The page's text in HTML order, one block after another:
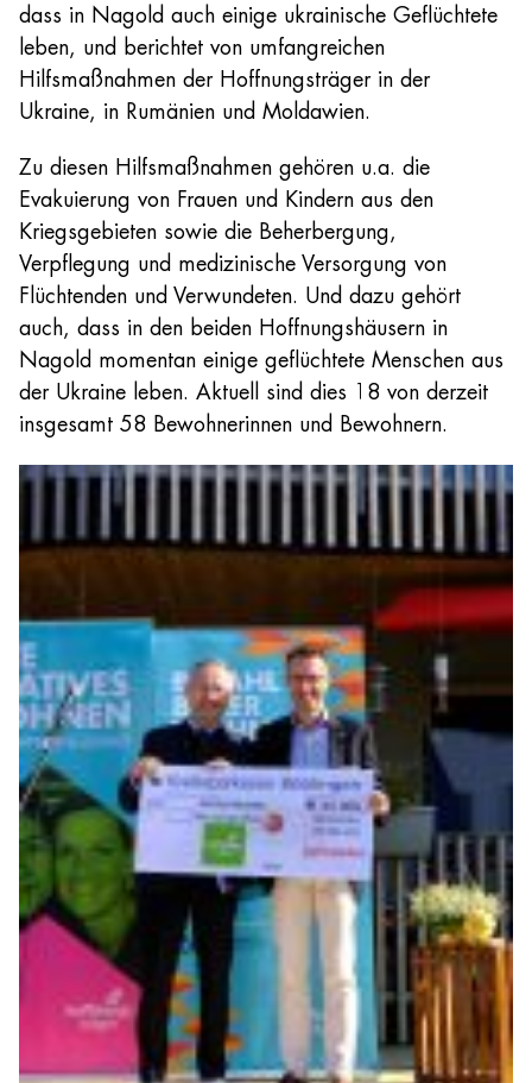
dass in Nagold auch einige ukrainische Geflüchtete
leben, und berichtet von umfangreichen
Hilfsmaßnahmen der Hoffnungsträger in der
Ukraine, in Rumänien und Moldawien.
Zu diesen Hilfsmaßnahmen gehören u.a. die
Evakuierung von Frauen und Kindern aus den
Kriegsgebieten sowie die Beherbergung,
Verpflegung und medizinische Versorgung von
Flüchtenden und Verwundeten. Und dazu gehört
auch, dass in den beiden Hoffnungshäusern in
Nagold momentan einige geflüchtete Menschen aus
der Ukraine leben. Aktuell sind dies 18 von derzeit
insgesamt 58 Bewohnerinnen und Bewohnern.